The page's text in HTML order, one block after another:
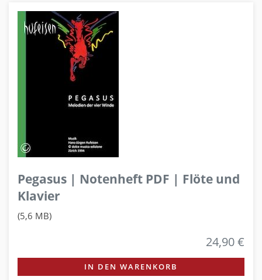
Pegasus | Notenheft PDF | Flöte und
Klavier
(5,6 MB)
24,90 €
IN DEN WARENKORB